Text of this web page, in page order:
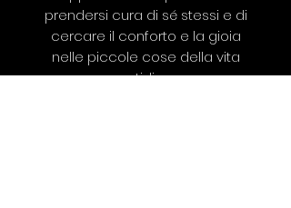
prendersi cura di sé stessi e di
cercare il conforto e la gioia
nelle piccole cose della vita
quotidiana.